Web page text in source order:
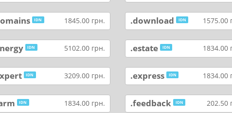
IDN 1845.00 грн. .download IDN 1575.00
IDN 5102.00 грн. .estate IDN 1834.00
IDN 3209.00 грн. .express IDN 1834.00
IDN 1834.00 грн. .feedback IDN 202.50